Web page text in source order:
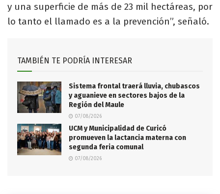
y una superficie de más de 23 mil hectáreas, por
lo tanto el llamado es a la prevención”, señaló.
TAMBIÉN TE PODRÍA INTERESAR
Sistema frontal traerá lluvia, chubascos
y aguanieve en sectores bajos de la
Región del Maule
07/08/2026
UCM y Municipalidad de Curicó
promueven la lactancia materna con
segunda feria comunal
07/08/2026